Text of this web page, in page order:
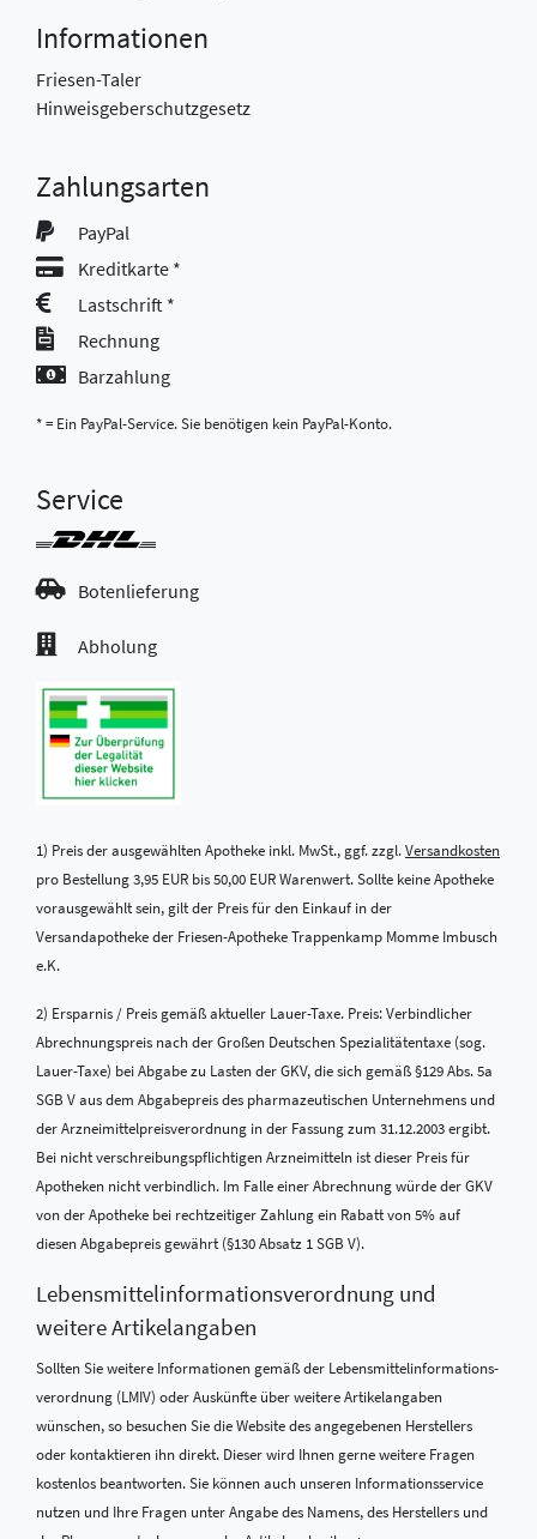
Informationen
Friesen-Taler
Hinweisgeberschutzgesetz
Zahlungsarten
PayPal
Kreditkarte *
Lastschrift *
Rechnung
Barzahlung
* = Ein PayPal-Service. Sie benötigen kein PayPal-Konto.
Service
Botenlieferung
Abholung
1) Preis der ausgewählten Apotheke inkl. MwSt., ggf. zzgl.Versandkosten
pro Bestellung 3,95 EUR bis 50,00 EUR Warenwert. Sollte keine Apotheke
vorausgewählt sein, gilt der Preis für den Einkauf in der
Versandapotheke der Friesen-Apotheke Trappenkamp Momme Imbusch
e.K.
2) Ersparnis / Preis gemäß aktueller Lauer-Taxe. Preis: Verbindlicher
Abrechnungspreis nach der Großen Deutschen Spezialitätentaxe (sog.
Lauer-Taxe) bei Abgabe zu Lasten der GKV, die sich gemäß §129 Abs. 5a
SGB V aus dem Abgabepreis des pharmazeutischen Unternehmens und
der Arzneimittelpreisverordnung in der Fassung zum 31.12.2003 ergibt.
Bei nicht verschreibungspflichtigen Arzneimitteln ist dieser Preis für
Apotheken nicht verbindlich. Im Falle einer Abrechnung würde der GKV
von der Apotheke bei rechtzeitiger Zahlung ein Rabatt von 5% auf
diesen Abgabepreis gewährt (§130 Absatz 1 SGB V).
Lebensmittel­informations­verordnung und
weitere Artikelangaben
Sollten Sie weitere Informationen gemäß der Lebensmittel­informations­
verordnung (LMIV) oder Auskünfte über weitere Artikelangaben
wünschen, so besuchen Sie die Website des angegebenen Herstellers
oder kontaktieren ihn direkt. Dieser wird Ihnen gerne weitere Fragen
kostenlos beantworten. Sie können auch unseren Informationsservice
nutzen und Ihre Fragen unter Angabe des Namens, des Herstellers und